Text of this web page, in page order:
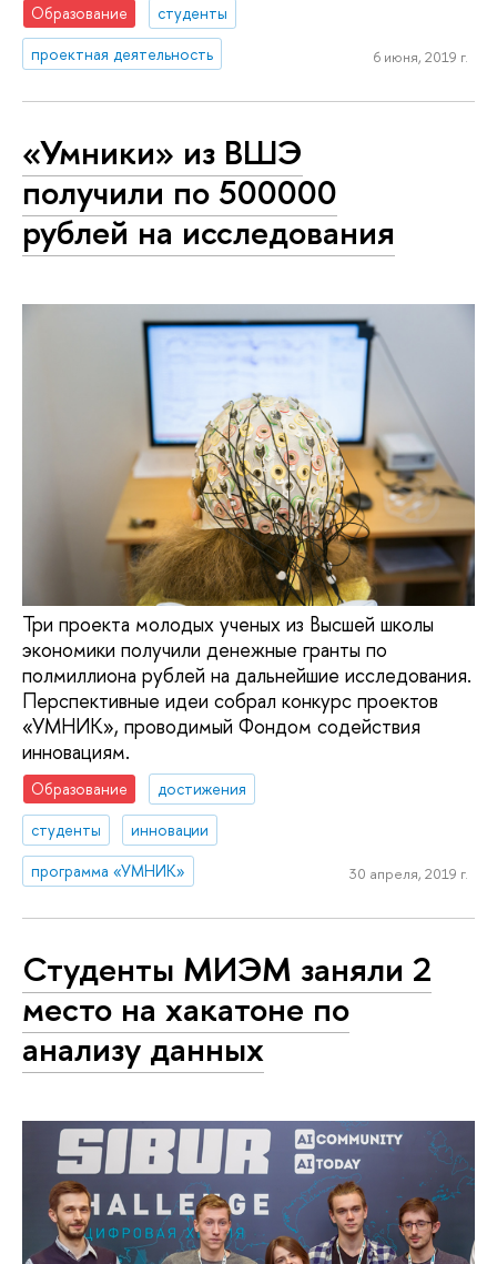
Образование
студенты
проектная деятельность
6 июня, 2019 г.
«Умники» из ВШЭ
получили по 500000
рублей на исследования
Три проекта молодых ученых из Высшей школы
экономики получили денежные гранты по
полмиллиона рублей на дальнейшие исследования.
Перспективные идеи собрал конкурс проектов
«УМНИК», проводимый Фондом содействия
инновациям.
Образование
достижения
студенты
инновации
программа «УМНИК»
30 апреля, 2019 г.
Студенты МИЭМ заняли 2
место на хакатоне по
анализу данных